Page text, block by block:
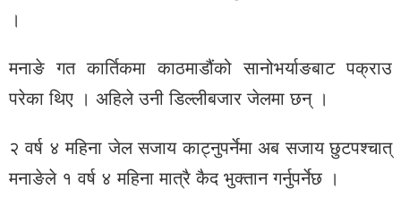
।
मनाङे गत कार्तिकमा काठमाडौंको सानोभर्याङबाट पक्राउ
परेका थिए । अहिले उनी डिल्लीबजार जेलमा छन् ।
२ वर्ष ४ महिना जेल सजाय काट्नुपर्नेमा अब सजाय छुटपश्चात्
मनाङेले १ वर्ष ४ महिना मात्रै कैद भुक्तान गर्नुपर्नेछ ।